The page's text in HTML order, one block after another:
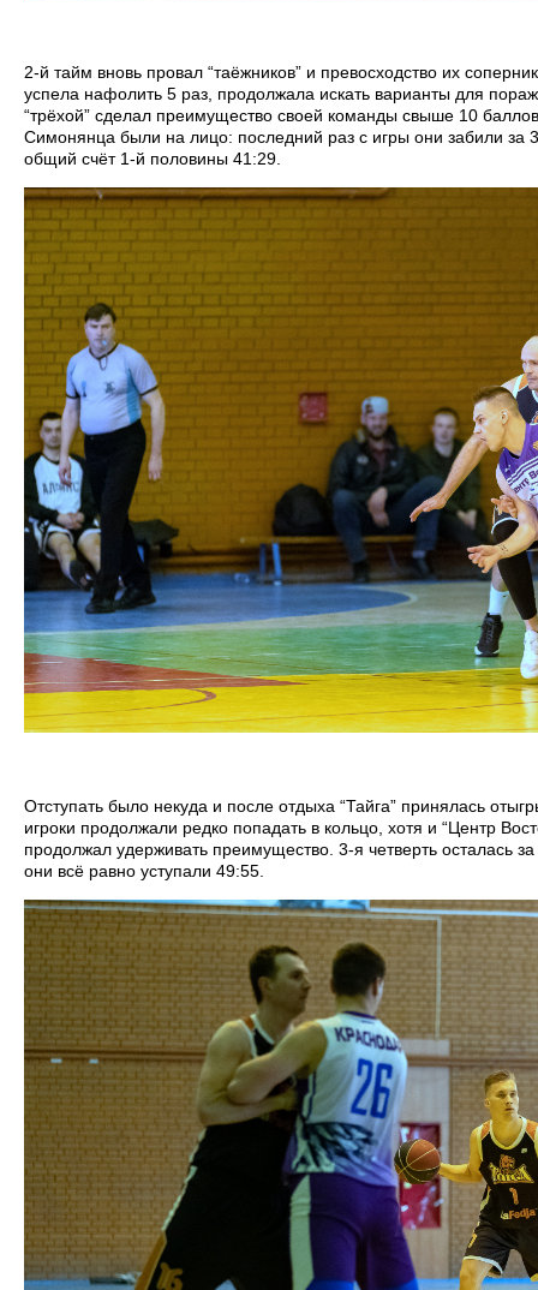
2-й тайм вновь провал “таёжников” и превосходство их
успела нафолить 5 раз, продолжала искать варианты для
“трёхой” сделал преимущество своей команды свыше 10
Симонянца были на лицо: последний раз с игры они забили за
общий счёт 1-й половины 41:29.
Отступать было некуда и после отдыха “Тайга” принялась
игроки продолжали редко попадать в кольцо, хотя и “Центр
продолжал удерживать преимущество. 3-я четверть осталась
они всё равно уступали 49:55.